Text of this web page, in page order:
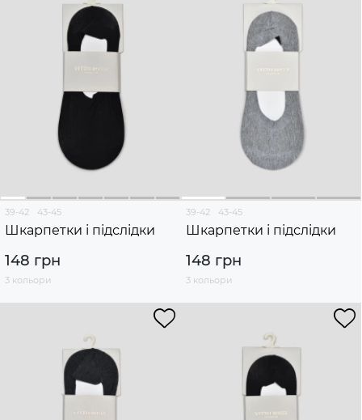
39-42 43-45
Шкарпетки і підслідки
148 грн
3 кольори
39-42 43-45
Шкарпетки і підслідки
148 грн
3 кольори